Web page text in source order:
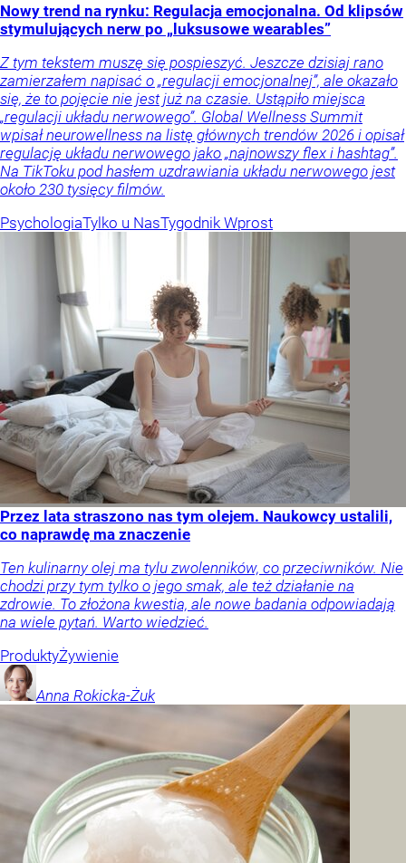
Nowy trend na rynku: Regulacja emocjonalna. Od klipsów
stymulujących nerw po „luksusowe wearables”
Z tym tekstem muszę się pospieszyć. Jeszcze dzisiaj rano
zamierzałem napisać o „regulacji emocjonalnej”, ale okazało
się, że to pojęcie nie jest już na czasie. Ustąpiło miejsca
„regulacji układu nerwowego”. Global Wellness Summit
wpisał neurowellness na listę głównych trendów 2026 i opisał
regulację układu nerwowego jako „najnowszy flex i hashtag”.
Na TikToku pod hasłem uzdrawiania układu nerwowego jest
około 230 tysięcy filmów.
PsychologiaTylko u NasTygodnik Wprost
Przez lata straszono nas tym olejem. Naukowcy ustalili,
co naprawdę ma znaczenie
Ten kulinarny olej ma tylu zwolenników, co przeciwników. Nie
chodzi przy tym tylko o jego smak, ale też działanie na
zdrowie. To złożona kwestia, ale nowe badania odpowiadają
na wiele pytań. Warto wiedzieć.
ProduktyŻywienie
Anna Rokicka-Żuk